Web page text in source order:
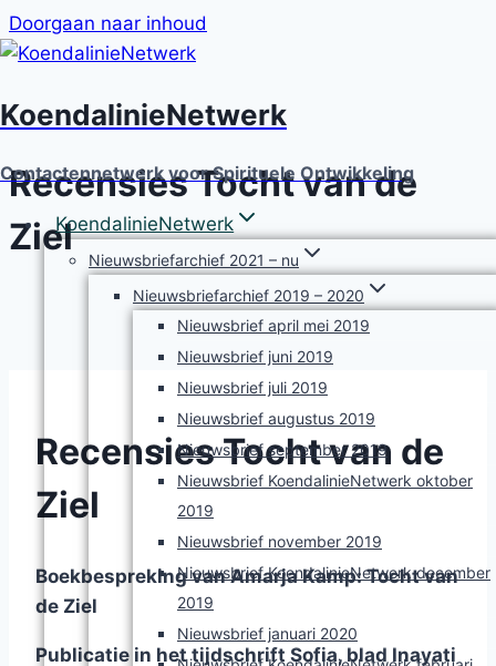
Doorgaan naar inhoud
KoendalinieNetwerk
Contactennetwerk voor Spirituele Ontwikkeling
KoendalinieNetwerk
Nieuwsbriefarchief 2021 – nu
Nieuwsbriefarchief 2019 – 2020
Nieuwsbrief april mei 2019
Nieuwsbrief juni 2019
Nieuwsbrief juli 2019
Nieuwsbrief augustus 2019
Nieuwsbrief september 2019
Nieuwsbrief KoendalinieNetwerk oktober
2019
Nieuwsbrief november 2019
Nieuwsbrief KoendalinieNetwerk december
2019
Nieuwsbrief januari 2020
Recensies Tocht van de
Ziel
Recensies Tocht van de
Ziel
Boekbespreking van Amarja Kamp: Tocht van
de Ziel
Publicatie in het tijdschrift Sofia, blad Inayati